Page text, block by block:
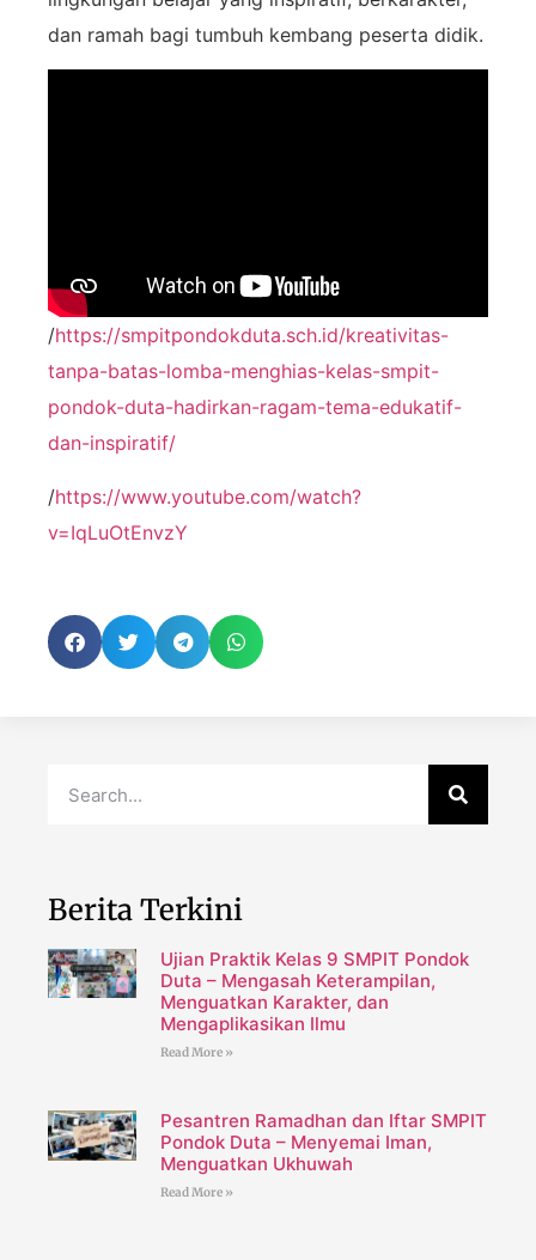
dan ramah bagi tumbuh kembang peserta didik.
/https://smpitpondokduta.sch.id/kreativitas-
tanpa-batas-lomba-menghias-kelas-smpit-
pondok-duta-hadirkan-ragam-tema-edukatif-
dan-inspiratif/
/https://www.youtube.com/watch?
v=IqLuOtEnvzY
Berita Terkini
Ujian Praktik Kelas 9 SMPIT Pondok
Duta – Mengasah Keterampilan,
Menguatkan Karakter, dan
Mengaplikasikan Ilmu
Read More »
Pesantren Ramadhan dan Iftar SMPIT
Pondok Duta – Menyemai Iman,
Menguatkan Ukhuwah
Read More »